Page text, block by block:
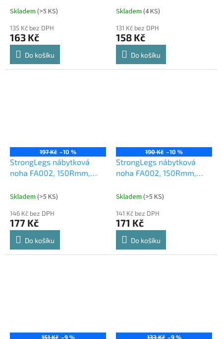
Skladem (>5 KS)
135 Kč bez DPH
163 Kč
Do košíku
Skladem (4 KS)
131 Kč bez DPH
158 Kč
Do košíku
197 Kč –10 %
StrongLegs nábytková
noha FA002, 150Rmm,
Skladem (>5 KS)
146 Kč bez DPH
177 Kč
Do košíku
190 Kč –10 %
StrongLegs nábytková
noha FA002, 150Rmm,
Skladem (>5 KS)
141 Kč bez DPH
171 Kč
Do košíku
151 Kč –9 % 133 Kč –9 %